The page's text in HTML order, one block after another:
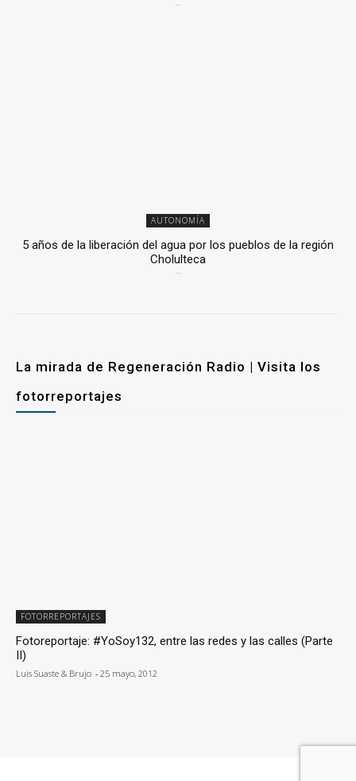
AUTONOMÍA
5 años de la liberación del agua por los pueblos de la región
Cholulteca
La mirada de Regeneración Radio | Visita los
fotorreportajes
FOTORREPORTAJES
Fotoreportaje: #YoSoy132, entre las redes y las calles (Parte
II)
Luis Suaste & Brujo - 25 mayo, 2012